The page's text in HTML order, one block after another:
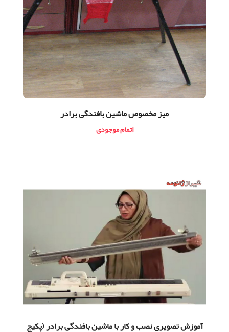
میز مخصوص ماشین بافندگی برادر
اتمام موجودی
آموزش تصویری نصب و کار با ماشین بافندگی برادر (پکیج